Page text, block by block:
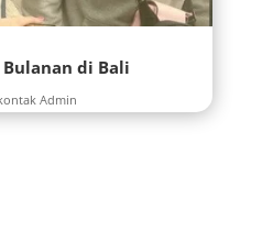
di Bali
Admin